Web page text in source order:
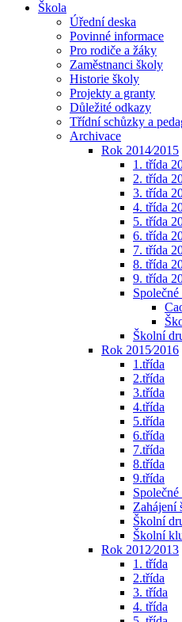
Škola
Úřední deska
Povinné informace
Pro rodiče a žáky
Zaměstnanci školy
Historie školy
Projekty a granty
Důležité odkazy
Třídní schůzky a
Archivace
Rok 2014⁄2015
1. třída
2. třída
3. třída
4. třída
5. třída
6. třída
7. třída
8. třída
9. třída
Společné
Školní
Rok 2015⁄2016
1.třída
2.třída
3.třída
4.třída
5.třída
6.třída
7.třída
8.třída
9.třída
Společné
Zahájení
Školní
Školní
Rok 2012⁄2013
1. třída
2.třída
3. třída
4. třída